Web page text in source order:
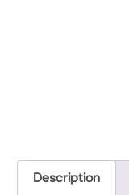
Description